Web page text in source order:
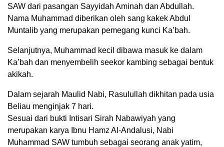
SAW dari pasangan Sayyidah Aminah dan Abdullah.
Nama Muhammad diberikan oleh sang kakek Abdul
Muntalib yang merupakan pemegang kunci Ka’bah.
Selanjutnya, Muhammad kecil dibawa masuk ke dalam
Ka’bah dan menyembelih seekor kambing sebagai bentuk
akikah.
Dalam sejarah Maulid Nabi, Rasulullah dikhitan pada usia
Beliau menginjak 7 hari.
Sesuai dari bukti Intisari Sirah Nabawiyah yang
merupakan karya Ibnu Hamz Al-Andalusi, Nabi
Muhammad SAW tumbuh sebagai seorang anak yatim,